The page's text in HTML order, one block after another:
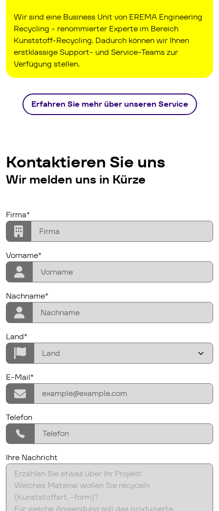
Wir sind eine Business Unit von EREMA Engineering
Recycling - renommierter Experte im Bereich
Kunststoff-Recycling. Dadurch können wir Ihnen
erstklassige Support- und Service-Teams zur
Verfügung stellen.
Erfahren Sie mehr über unseren Service
Kontaktieren Sie uns
Wir melden uns in Kürze
company
Firma*
firstname
Vorname*
lastname
Nachname*
Country/Region
Land*
E-Mail*
E-Mail*
phone
Telefon
Ihre Nachricht
Ihre Nachricht